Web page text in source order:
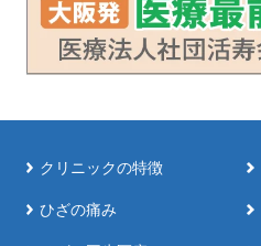
クリニックの特徴
ひざの痛み